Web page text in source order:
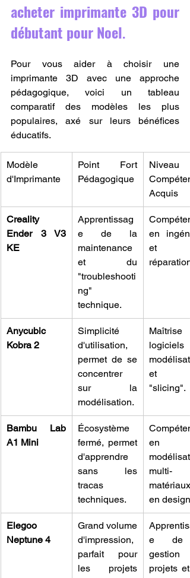
acheter imprimante 3D pour
débutant pour Noel.
Pour vous aider à choisir une
imprimante 3D avec une approche
pédagogique, voici un tableau
comparatif des modèles les plus
populaires, axé sur leurs bénéfices
éducatifs.
Modèle
d'Imprimante
Point Fort
Pédagogique
Niveau
Acquis
Creality
Ender 3 V3
KE
Apprentissag
e de la
maintenance
et du
"troubleshooti
ng"
technique.
en
et
réparation.
Anycubic
Kobra 2
Simplicité
d'utilisation,
permet de se
concentrer
sur la
modélisation.
Maîtrise
logiciels
et
"slicing".
Bambu Lab
A1 Mini
Écosystème
fermé, permet
d'apprendre
sans les
tracas
techniques.
en
multi-
en design.
Elegoo
Neptune 4
Grand volume
d'impression,
parfait pour
les projets
e de
gestion
projets et